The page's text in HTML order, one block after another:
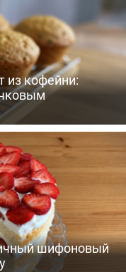
из кофейни:
шифоновый